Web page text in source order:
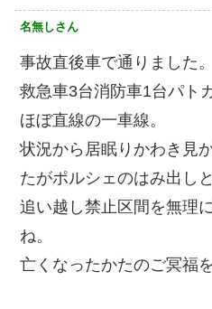
名無しさん
事故直後車で通りました。
救急車3台消防車1台パト
ほぼ直線の一車線。
状況から居眠りかわき見
たがポルシェのはみ出しと
追い越し禁止区間を無理
ね。
亡くなったかたのご冥福